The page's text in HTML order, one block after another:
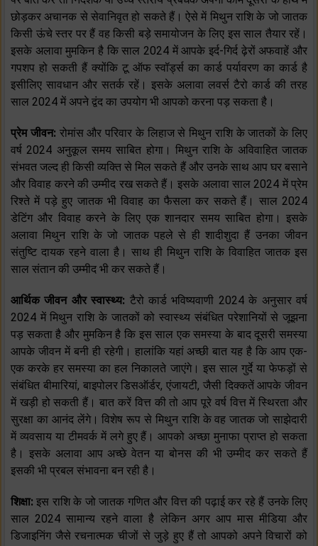
छोड़कर अचानक से सेवानिवृत हो सकते हैं। ऐसे में मिथुन राशि के जो जातक
किसी ऊंचे स्तर पर हैं वह किसी बड़े समायोजन के लिए इस साल तैयार रहें।
इसके अलावा मुमकिन है कि साल 2024 में आपके इर्द-गिर्द ढ़ेरों अफवाहें और
गपशप हो सकती हैं क्योंकि टू ऑफ स्वॉर्ड्स का कार्ड पर्यावरण का कार्ड है
इसीलिए सावधान और सतर्क रहें। इसके अलावा लवर्स टैरो कार्ड की तरह
साल 2024 में अपने द्वंद का उपयोग भी आपको करना पड़ सकता है।
प्रेम जीवन: रोमांस और परिवार के लिहाज से मिथुन राशि के जातकों के लिए
वर्ष 2024 अनुकूल समय साबित होगा। मिथुन राशि के अविवाहित जातक
संभवत जल्द ही किसी व्यक्ति से मिल सकते हैं और उनके साथ आप घर बसाने
और विवाह करने की उम्मीद रख सकते हैं। इसके अलावा साल 2024 में प्रेम
रिश्ते में पड़े हुए जातक भी विवाह का फैसला कर सकते हैं। साल 2024
डेटिंग और विवाह करने के लिए एक शानदार समय साबित होगा। इसके
अलावा मिथुन राशि के जो जातक पहले से ही शादीशुदा हैं उनका जीवन
संतुष्टि दायक रहने वाला है। साथ ही मिथुन राशि के विवाहित जातक इस
साल संतान की उम्मीद भी कर सकते हैं।
आर्थिक जीवन और स्वास्थ्य: टैरो कार्ड भविष्यवाणी 2024 के अनुसार वर्ष
2024 में मिथुन राशि के जातकों को स्वास्थ्य संबंधित परेशानियों से जूझना
पड़ सकता है और मुमकिन है कि इस साल एक समस्या के बाद दूसरी समस्या
आपके जीवन में बनी ही रहेगी। हालांकि यहां अच्छी बात यह है कि आप एक-
एक करके हर समस्या का हल निकालते जाएंगे। इस साल गुर्दे या फेफड़ों से
संबंधित बीमारियां, बाइपोलर डिसऑर्डर, एंजायटी, जैसी दिक्कतें आपके जीवन
में खड़ी हो सकती हैं। बात करें वित्त की तो आप पूरे वर्ष वित्त में स्थिरता और
सुरक्षा का आनंद लेंगे। विशेष रूप से मिथुन राशि के वह जातक जो साझेदारी
में व्यवसाय या टीमवर्क में लगे हुए हैं। आपको अच्छा मुनाफा प्राप्त हो सकता
है। इसके अलावा आप अच्छे वेतन या बोनस की भी उम्मीद कर सकते हैं
इसकी भी प्रबल संभावना बन रही है।
शिक्षा: इस राशि के जो जातक गणित और वित्त की पढ़ाई कर रहे हैं उनके लिए
साल 2024 सामान्य रहने वाला है लेकिन अगर आप मास मीडिया और
डिजाइनिंग जैसे रचनात्मक चीजों से जुड़े हुए हैं तो आपको अपने विचारों को